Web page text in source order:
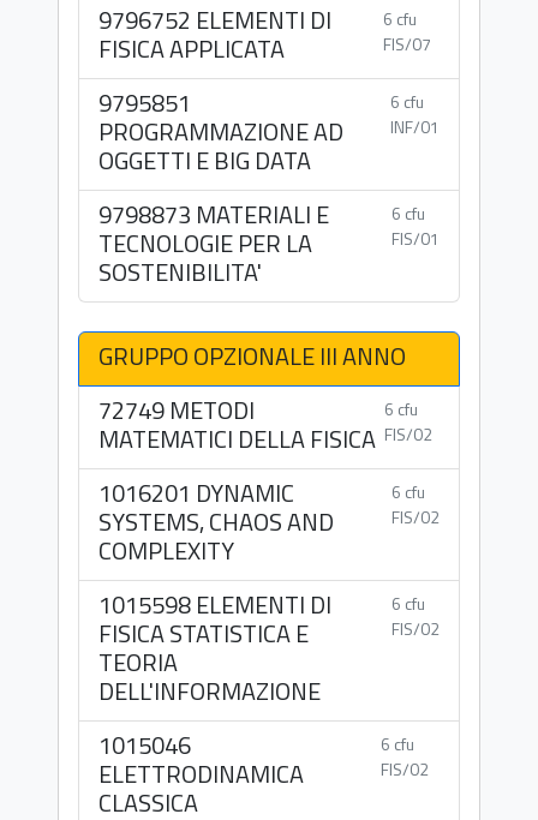
9796752 ELEMENTI DI
FISICA APPLICATA
6 cfu
FIS/07
9795851
PROGRAMMAZIONE AD
OGGETTI E BIG DATA
6 cfu
INF/01
9798873 MATERIALI E
TECNOLOGIE PER LA
SOSTENIBILITA'
6 cfu
FIS/01
GRUPPO OPZIONALE III ANNO
72749 METODI
MATEMATICI DELLA FISICA
6 cfu
FIS/02
1016201 DYNAMIC
SYSTEMS, CHAOS AND
COMPLEXITY
6 cfu
FIS/02
1015598 ELEMENTI DI
FISICA STATISTICA E
TEORIA
DELL'INFORMAZIONE
6 cfu
FIS/02
1015046
ELETTRODINAMICA
CLASSICA
6 cfu
FIS/02